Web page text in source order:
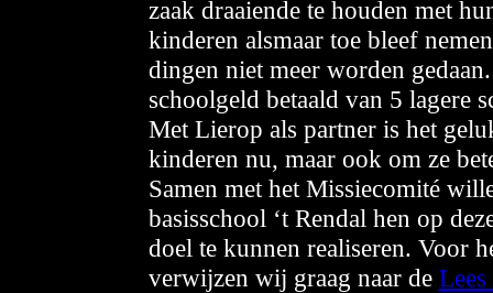
zaak draaiende te houden met
kinderen alsmaar toe bleef
dingen niet meer worden
schoolgeld betaald van 5 lagere
Met Lierop als partner is het
kinderen nu, maar ook om ze
Samen met het Missiecomité
basisschool ‘t Rendal hen op
doel te kunnen realiseren. Voor
verwijzen wij graag naar de